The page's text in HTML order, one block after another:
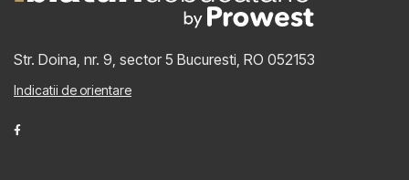
Str. Doina, nr. 9, sector 5 Bucuresti, RO 052153
Indicatii de orientare